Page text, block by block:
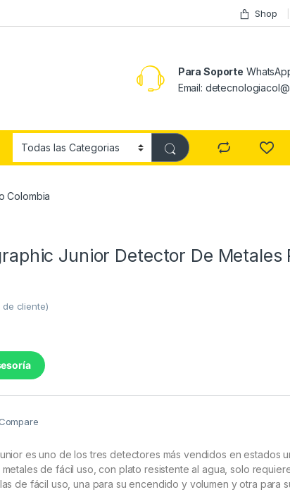
Shop
Para Soporte
Email:
Colombia
Junior Detector De Metales
cliente)
es uno de los tres detectores más vendidos en estados
de fácil uso, con plato resistente al agua, solo
de fácil uso, una para su encendido y volumen y otra para